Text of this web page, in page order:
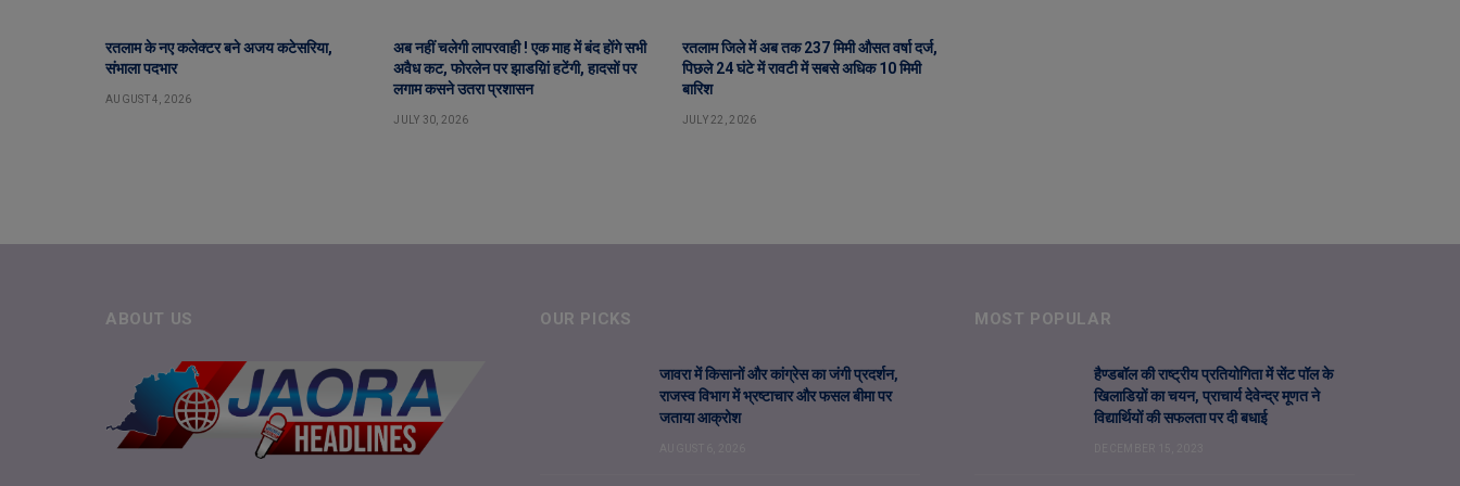
रतलाम के नए कलेक्टर बने अजय कटेसरिया,
संभाला पदभार
AUGUST 4, 2026
अब नहीं चलेगी लापरवाही ! एक माह में बंद होंगे सभी
अवैध कट, फोरलेन पर झाडय़िां हटेंगी, हादसों पर
लगाम कसने उतरा प्रशासन
JULY 30, 2026
रतलाम जिले में अब तक 237 मिमी औसत वर्षा दर्ज,
पिछले 24 घंटे में रावटी में सबसे अधिक 10 मिमी
बारिश
JULY 22, 2026
ABOUT US OUR PICKS
जावरा में किसानों और कांग्रेस का जंगी प्रदर्शन,
राजस्व विभाग में भ्रष्टाचार और फसल बीमा पर
जताया आक्रोश
MOST POPULAR
हैण्डबॉल की राष्ट्रीय प्रतियोगिता में सेंट पॉल के
खिलाडिय़ों का चयन, प्राचार्य देवेन्द्र मूणत ने
विद्यार्थियों की सफलता पर दी बधाई